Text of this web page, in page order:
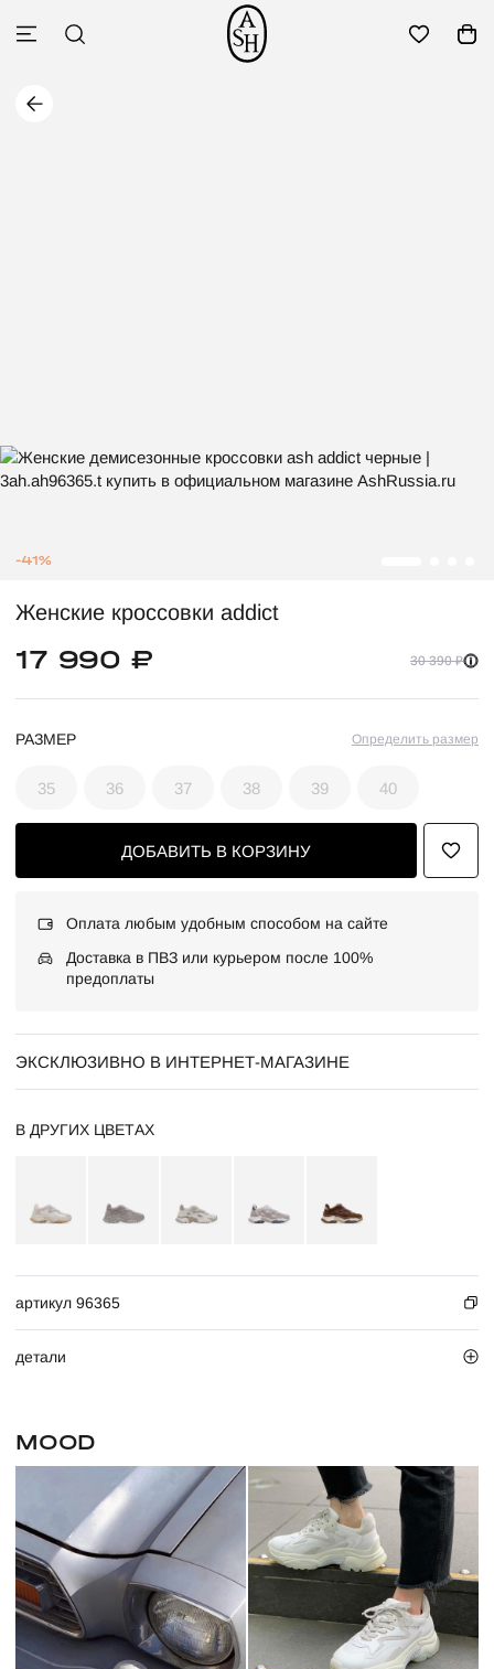
-41%
Женские кроссовки addict
17 990 ₽ 30 390 ₽
РАЗМЕР Определить размер
35 36 37 38 39 40
ДОБАВИТЬ В КОРЗИНУ
Оплата любым удобным способом на сайте
Доставка в ПВЗ или курьером после 100%
предоплаты
ЭКСКЛЮЗИВНО В ИНТЕРНЕТ-МАГАЗИНЕ
В ДРУГИХ ЦВЕТАХ
артикул 96365
детали
MOOD